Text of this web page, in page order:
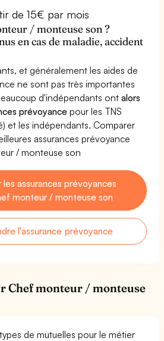
de 15€ par mois
/ monteuse son ?
en cas de maladie, accident
et généralement les aides de
ne sont pas très importantes
d'indépendants ontalors
prévoyance pour les TNS
et les indépendants. Comparer
assurances prévoyance
/ monteuse son
assurances prévoyances
monteur / monteuse son
l'assurance prévoyance
Chef monteur / monteuse
de mutuelles pour le métier